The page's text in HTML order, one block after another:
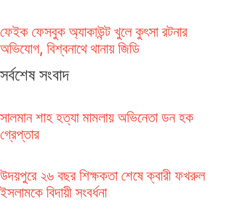
ফেইক ফেসবুক অ্যাকাউন্ট খুলে কুৎসা রটনার
অভিযোগ, বিশ্বনাথে থানায় জিডি
সর্বশেষ সংবাদ
সালমান শাহ হত্যা মামলায় অভিনেতা ডন হক
গ্রেপ্তার
উদয়পুরে ২৬ বছর শিক্ষকতা শেষে ক্বারী ফখরুল
ইসলামকে বিদায়ী সংবর্ধনা